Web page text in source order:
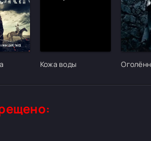
[/
Кожа воды
[/